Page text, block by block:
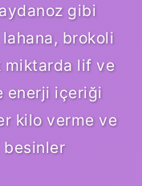
gibi
brokoli
miktarda lif ve
enerji içeriği
kilo verme ve